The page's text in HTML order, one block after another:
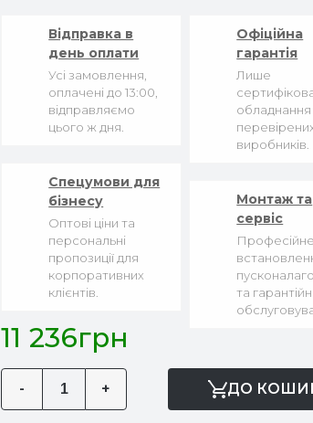
Відправка в
день оплати
Усі замовлення,
оплачені до 13:00,
відправляємо
цього ж дня.
Офіційна
гарантія
Лише
обладнання
виробників.
Спецумови для
бізнесу
Оптові ціни та
персональні
пропозиції для
корпоративних
клієнтів.
Монтаж та
сервіс
Професійне
та
11 236грн
- + ДО